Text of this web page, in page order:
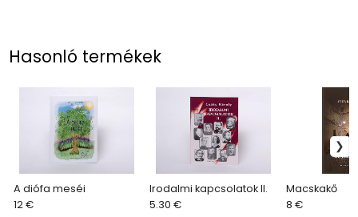
Hasonló termékek
A diófa meséi
12 €
Irodalmi kapcsolatok II.
5.30 €
Macskakő
8 €